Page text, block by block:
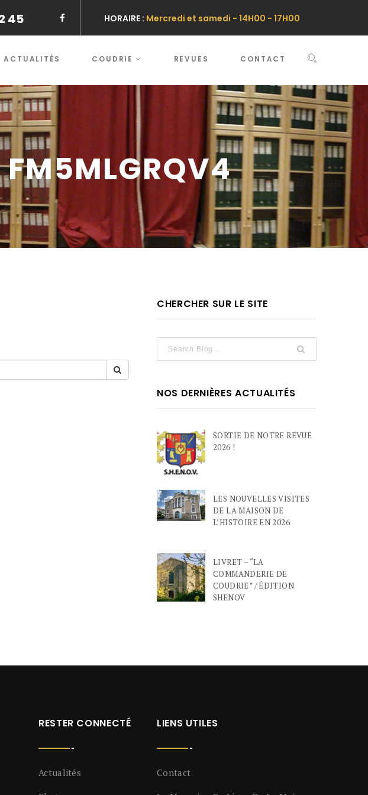
45 HORAIRE : Mercredi et samedi - 14H00 - 17H00
ACTUALITÉS COUDRIE REVUES CONTACT
FM5MLGRQV4
CHERCHER SUR LE SITE
NOS DERNIÈRES ACTUALITÉS
SORTIE DE NOTRE REVUE
2026 !
LES NOUVELLES VISITES
DE LA MAISON DE
L’HISTOIRE EN 2026
LIVRET – “LA
COMMANDERIE DE
COUDRIE” / ÉDITION
SHENOV
RESTER CONNECTÉ
Actualités
LIENS UTILES
Contact